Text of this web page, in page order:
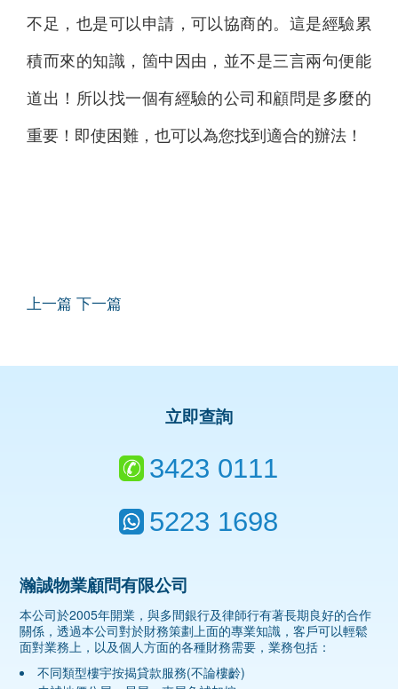
不足，也是可以申請，可以協商的。這是經驗累
積而來的知識，箇中因由，並不是三言兩句便能
道出！所以找一個有經驗的公司和顧問是多麼的
重要！即使困難，也可以為您找到適合的辦法！
上一篇 下一篇
立即查詢
3423 0111
5223 1698
瀚誠物業顧問有限公司
本公司於2005年開業，與多間銀行及律師行有著長期良好的合作
關係，透過本公司對於財務策劃上面的專業知識，客戶可以輕鬆
面對業務上，以及個人方面的各種財務需要，業務包括：
不同類型樓宇按揭貸款服務(不論樓齡)